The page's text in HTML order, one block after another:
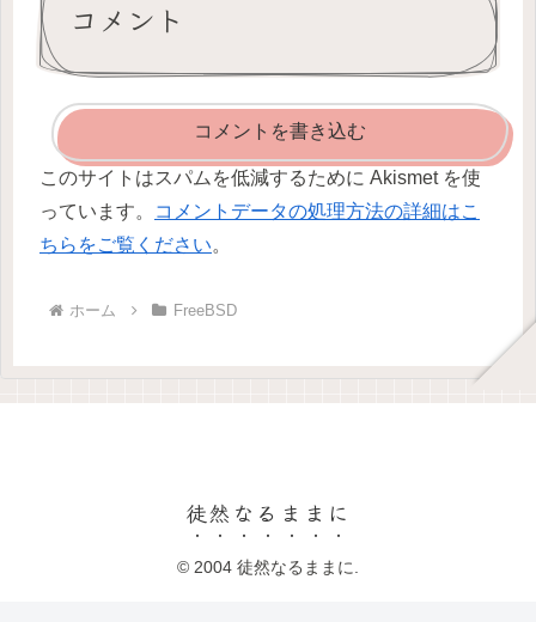
コメント
コメントを書き込む
このサイトはスパムを低減するために Akismet を使
っています。
コメントデータの処理方法の詳細はこ
ちらをご覧ください。
ホーム FreeBSD
徒然なるままに
© 2004 徒然なるままに.